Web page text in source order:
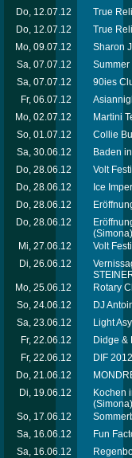
Do, 12.07.12
True
Do, 12.07.12
True
Mo, 09.07.12
Sharon
Sa, 07.07.12
Sa, 07.07.12
90ies
Fr, 06.07.12
Mo, 02.07.12
Martini
So, 01.07.12
Collie
Sa, 30.06.12
Baden
Do, 28.06.12
Volt
Do, 28.06.12
Ice
Do, 28.06.12
Do, 28.06.12
(Simona)
Mi, 27.06.12
Volt
Di, 26.06.12
Mo, 25.06.12
Rotary
So, 24.06.12
DJ
Sa, 23.06.12
Light
Fr, 22.06.12
Didge &
Fr, 22.06.12
DIF
Do, 21.06.12
Di, 19.06.12
Kochen
(Simona)
So, 17.06.12
Sa, 16.06.12
Fun
Sa, 16.06.12